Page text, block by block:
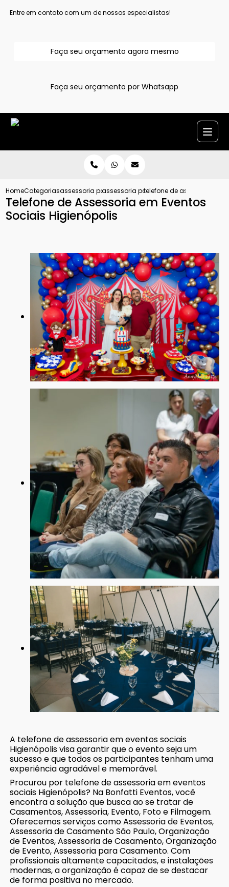
Entre em contato com um de nossos especialistas!
Faça seu orçamento agora mesmo
Faça seu orçamento por Whatsapp
HomeCategoriasassessoria para eventoassessoria para eventostelefone de assessoria
Telefone de Assessoria em Eventos
Sociais Higienópolis
A telefone de assessoria em eventos sociais
Higienópolis visa garantir que o evento seja um
sucesso e que todos os participantes tenham uma
experiência agradável e memorável.
Procurou por telefone de assessoria em eventos
sociais Higienópolis? Na Bonfatti Eventos, você
encontra a solução que busca ao se tratar de
Casamentos, Assessoria, Evento, Foto e Filmagem.
Oferecemos serviços como Assessoria de Eventos,
Assessoria de Casamento São Paulo, Organização
de Eventos, Assessoria de Casamento, Organização
de Evento, Assessoria para Casamento. Com
profissionais altamente capacitados, e instalações
modernas, a organização é capaz de se destacar
de forma positiva no mercado.